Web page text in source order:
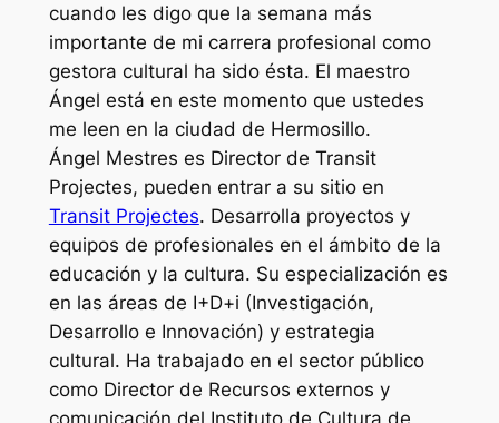
cuando les digo que la semana más
importante de mi carrera profesional como
gestora cultural ha sido ésta. El maestro
Ángel está en este momento que ustedes
me leen en la ciudad de Hermosillo.
Ángel Mestres es Director de Transit
Projectes, pueden entrar a su sitio en
Transit Projectes. Desarrolla proyectos y
equipos de profesionales en el ámbito de la
educación y la cultura. Su especialización es
en las áreas de I+D+i (Investigación,
Desarrollo e Innovación) y estrategia
cultural. Ha trabajado en el sector público
como Director de Recursos externos y
comunicación del Instituto de Cultura de